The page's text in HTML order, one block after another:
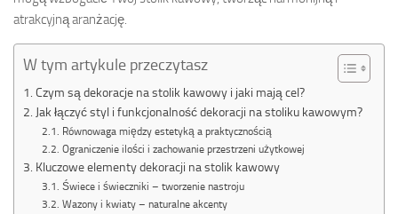
atrakcyjną aranżację.
W tym artykule przeczytasz
Czym są dekoracje na stolik kawowy i jaki mają cel?
Jak łączyć styl i funkcjonalność dekoracji na stoliku kawowym?
Równowaga między estetyką a praktycznością
Ograniczenie ilości i zachowanie przestrzeni użytkowej
Kluczowe elementy dekoracji na stolik kawowy
Świece i świeczniki – tworzenie nastroju
Wazony i kwiaty – naturalne akcenty